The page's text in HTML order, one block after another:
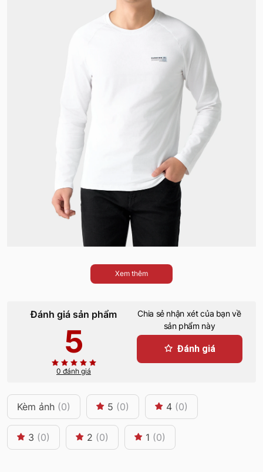
Xem thêm
Đánh giá sản phẩm
5
0 đánh giá
Chia sẻ nhận xét của bạn về
sản phẩm này
Đánh giá
Kèm ảnh (0) 5 (0) 4 (0)
3 (0) 2 (0) 1 (0)